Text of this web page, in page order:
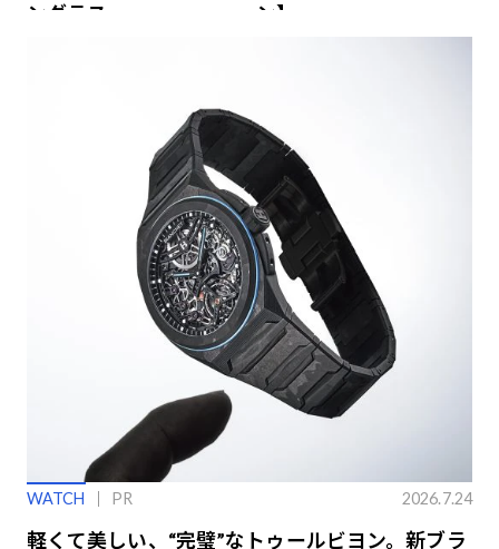
ングラス
ン】
WATCH PR 2026.7.24
軽くて美しい、“完璧”なトゥールビヨン。新ブラ